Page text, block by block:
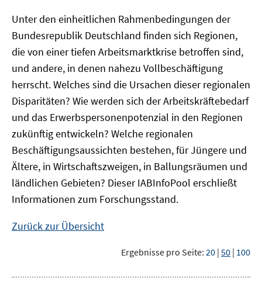
Unter den einheitlichen Rahmenbedingungen der
Bundesrepublik Deutschland finden sich Regionen,
die von einer tiefen Arbeitsmarktkrise betroffen sind,
und andere, in denen nahezu Vollbeschäftigung
herrscht. Welches sind die Ursachen dieser regionalen
Disparitäten? Wie werden sich der Arbeitskräftebedarf
und das Erwerbspersonenpotenzial in den Regionen
zukünftig entwickeln? Welche regionalen
Beschäftigungsaussichten bestehen, für Jüngere und
Ältere, in Wirtschaftszweigen, in Ballungsräumen und
ländlichen Gebieten? DieserIABInfoPool erschließt
Informationen zum Forschungsstand.
Zurück zur Übersicht
Ergebnisse pro Seite: 20 | 50 | 100